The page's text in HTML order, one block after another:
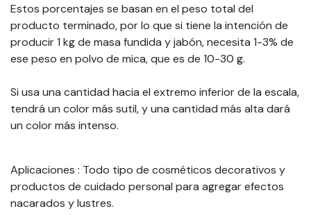
Estos porcentajes se basan en el peso total del
producto terminado, por lo que si tiene la intención de
producir 1 kg de masa fundida y jabón, necesita 1-3% de
ese peso en polvo de mica, que es de 10-30 g.
Si usa una cantidad hacia el extremo inferior de la escala,
tendrá un color más sutil, y una cantidad más alta dará
un color más intenso.
Aplicaciones : Todo tipo de cosméticos decorativos y
productos de cuidado personal para agregar efectos
nacarados y lustres.